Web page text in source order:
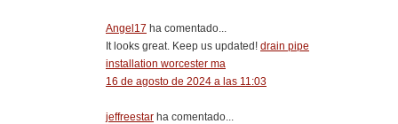
Angel17 ha comentado...
It looks great. Keep us updated! drain pipe
installation worcester ma
16 de agosto de 2024 a las 11:03
jeffreestar ha comentado...